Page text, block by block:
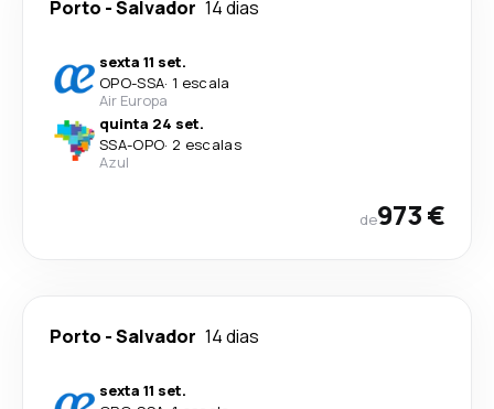
Porto -Salvador 14 dias
sexta 11 set.
OPO-SSA· 1 escala
Air Europa
quinta 24 set.
SSA-OPO· 2 escalas
Azul
de973 €
Porto -Salvador 14 dias
sexta 11 set.